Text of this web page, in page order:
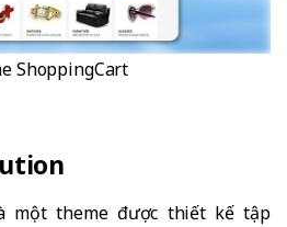
ShoppingCart
một theme được thiết kế tập